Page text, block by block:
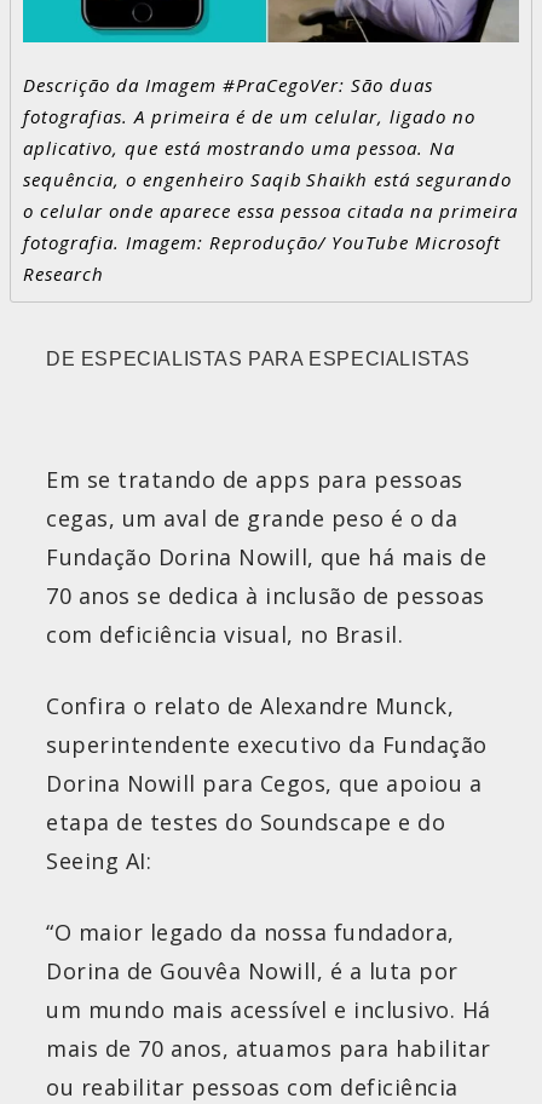
Descrição da Imagem #PraCegoVer: São duas
fotografias. A primeira é de um celular, ligado no
aplicativo, que está mostrando uma pessoa. Na
sequência, o engenheiro Saqib Shaikh está segurando
o celular onde aparece essa pessoa citada na primeira
fotografia. Imagem: Reprodução/ YouTube Microsoft
Research
DE ESPECIALISTAS PARA ESPECIALISTAS
Em se tratando de apps para pessoas
cegas, um aval de grande peso é o da
Fundação Dorina Nowill, que há mais de
70 anos se dedica à inclusão de pessoas
com deficiência visual, no Brasil.
Confira o relato de Alexandre Munck,
superintendente executivo da Fundação
Dorina Nowill para Cegos, que apoiou a
etapa de testes do Soundscape e do
Seeing AI:
“O maior legado da nossa fundadora,
Dorina de Gouvêa Nowill, é a luta por
um mundo mais acessível e inclusivo. Há
mais de 70 anos, atuamos para habilitar
ou reabilitar pessoas com deficiência